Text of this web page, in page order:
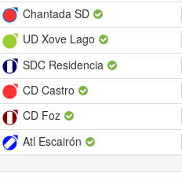
Chantada SD
UD Xove Lago
SDC Residencia
CD Castro
CD Foz
Atl Escairón